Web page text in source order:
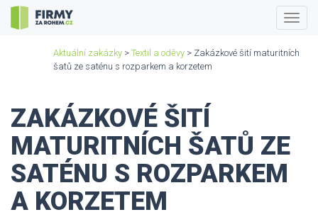
Aktuální zakázky > Textil a oděvy > Zakázkové šití maturitních
šatů ze saténu s rozparkem a korzetem
ZAKÁZKOVÉ ŠITÍ
MATURITNÍCH ŠATŮ ZE
SATÉNU S ROZPARKEM
A KORZETEM